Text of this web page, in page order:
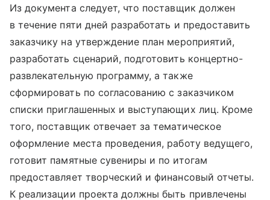
Из документа следует, что поставщик должен
в течение пяти дней разработать и предоставить
заказчику на утверждение план мероприятий,
разработать сценарий, подготовить концертно-
развлекательную программу, а также
сформировать по согласованию с заказчиком
списки приглашенных и выступающих лиц. Кроме
того, поставщик отвечает за тематическое
оформление места проведения, работу ведущего,
готовит памятные сувениры и по итогам
предоставляет творческий и финансовый отчеты.
К реализации проекта должны быть привлечены